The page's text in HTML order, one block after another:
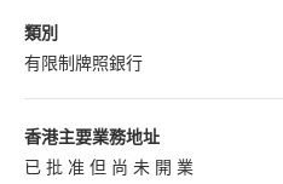
類別
有限制牌照銀行
香港主要業務地址
已 批 准 但 尚 未 開 業